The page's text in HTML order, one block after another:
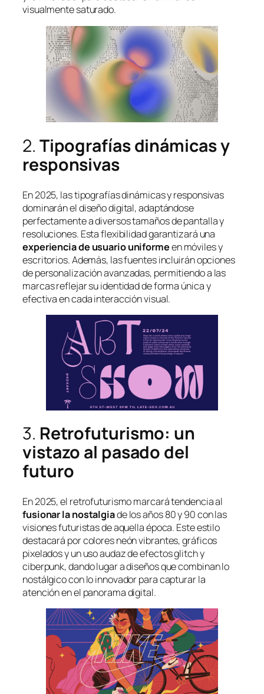
visualmente saturado.
2. Tipografías dinámicas y
responsivas
En 2025, las tipografías dinámicas y responsivas
dominarán el diseño digital, adaptándose
perfectamente a diversos tamaños de pantalla y
resoluciones. Esta flexibilidad garantizará una
experiencia de usuario uniformeen móviles y
escritorios. Además, las fuentes incluirán opciones
de personalización avanzadas, permitiendo a las
marcas reflejar su identidad de forma única y
efectiva en cada interacción visual.
3. Retrofuturismo: un
vistazo al pasado del
futuro
En 2025, el retrofuturismo marcará tendencia al
fusionar la nostalgiade los años 80 y 90 con las
visiones futuristas de aquella época. Este estilo
destacará por colores neón vibrantes, gráficos
pixelados y un uso audaz de efectos glitch y
ciberpunk, dando lugar a diseños que combinan lo
nostálgico con lo innovador para capturar la
atención en el panorama digital.